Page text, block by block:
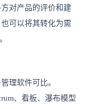
对产品的评价和建
可以将其转化为需
理软件可比。
、看板、瀑布模型